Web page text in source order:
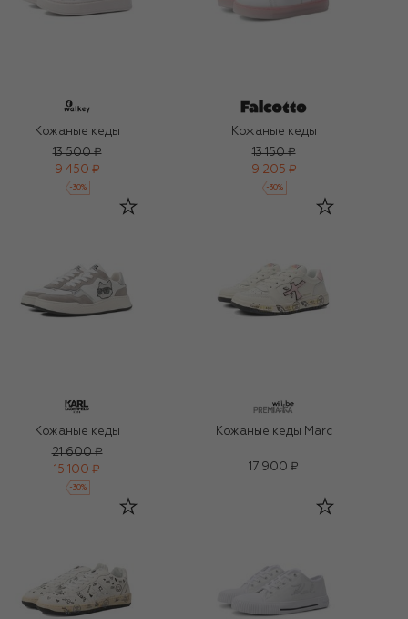
Кожаные кеды
13 500 ₽
9 450 ₽
-30%
Кожаные кеды
13 150 ₽
9 205 ₽
-30%
Кожаные кеды
21 600 ₽
15 100 ₽
-30%
Кожаные кеды Marc
17 900 ₽